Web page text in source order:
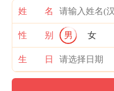
姓 名
性 别 男 女
生 日